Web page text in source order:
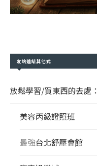
友站連結其他式
放鬆學習/買東西的去處：
美容丙級證照班
最強台北舒壓會館